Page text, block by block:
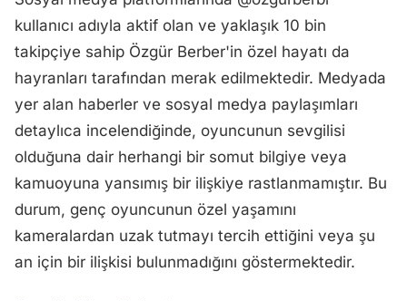
kullanıcı adıyla aktif olan ve yaklaşık 10 bin
takipçiye sahip Özgür Berber'in özel hayatı da
hayranları tarafından merak edilmektedir. Medyada
yer alan haberler ve sosyal medya paylaşımları
detaylıca incelendiğinde, oyuncunun sevgilisi
olduğuna dair herhangi bir somut bilgiye veya
kamuoyuna yansımış bir ilişkiye rastlanmamıştır. Bu
durum, genç oyuncunun özel yaşamını
kameralardan uzak tutmayı tercih ettiğini veya şu
an için bir ilişkisi bulunmadığını göstermektedir.